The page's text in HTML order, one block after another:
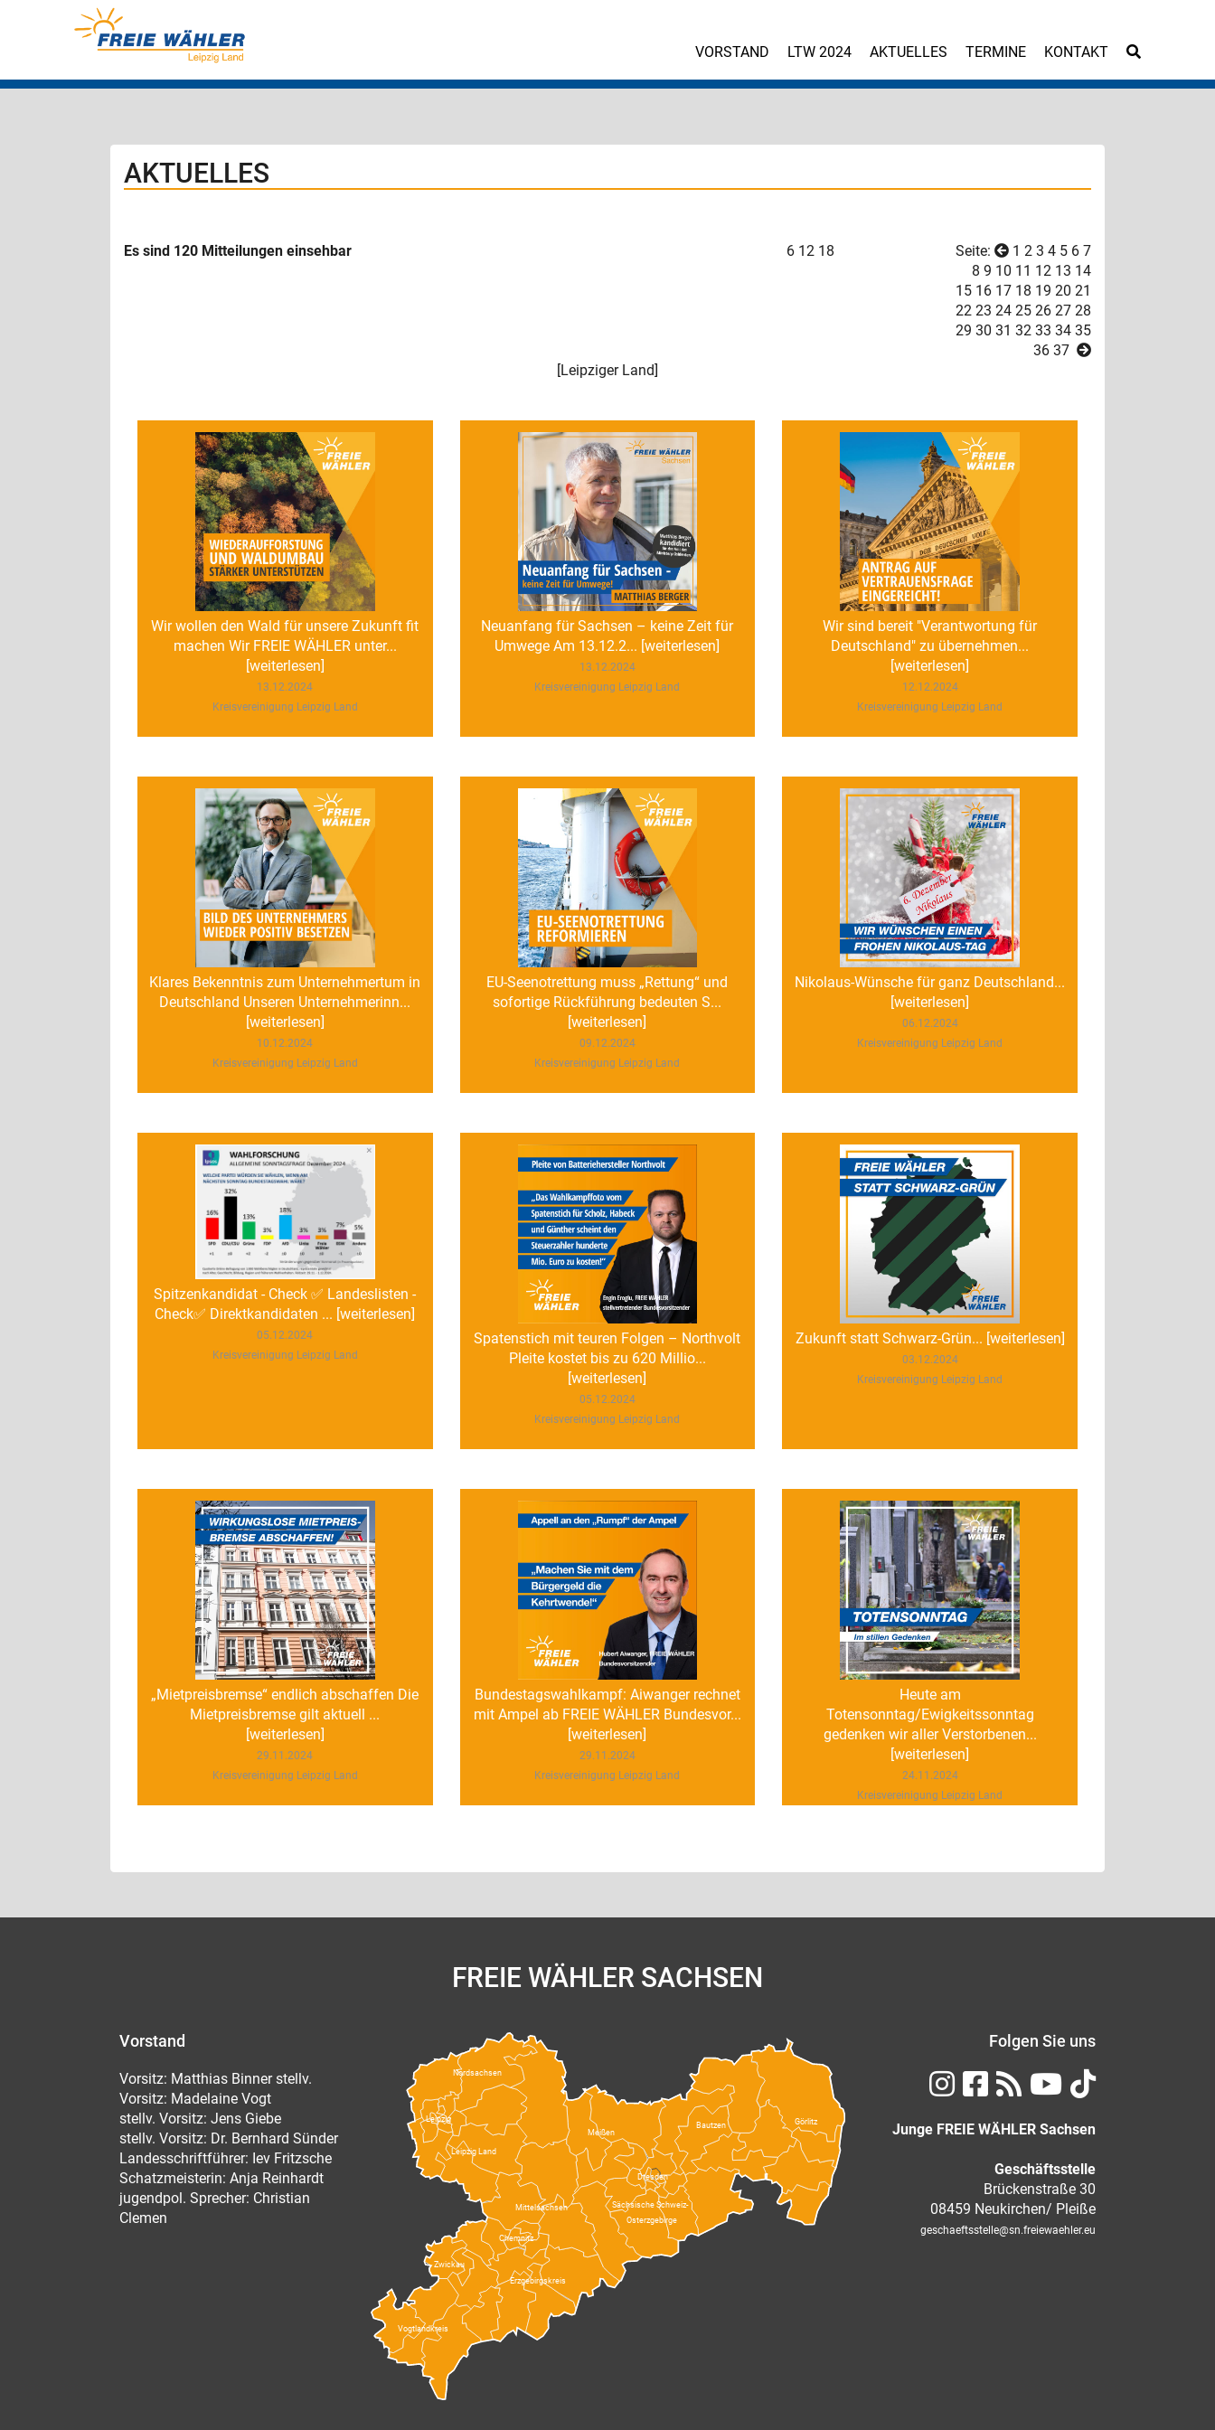
VORSTAND LTW 2024 AKTUELLES TERMINE KONTAKT
AKTUELLES
Es sind 120 Mitteilungen einsehbar 6 12 18 Seite: 1 2 3 45 6 7
8 9 10 11 12 13 14
15 16 17 18 19 20 21
22 23 24 25 26 27 28
29 30 31 32 33 34 35
36 37
[Leipziger Land]
Wir wollen den Wald für unsere Zukunft fit
machen Wir FREIE WÄHLER unter...
[weiterlesen]
13.12.2024
Kreisvereinigung Leipzig Land
Neuanfang für Sachsen – keine Zeit für
Umwege Am 13.12.2... [weiterlesen]
13.12.2024
Kreisvereinigung Leipzig Land
Wir sind bereit "Verantwortung für
Deutschland" zu übernehmen...
[weiterlesen]
12.12.2024
Kreisvereinigung Leipzig Land
Klares Bekenntnis zum Unternehmertum in
Deutschland Unseren Unternehmerinn...
[weiterlesen]
10.12.2024
Kreisvereinigung Leipzig Land
EU-Seenotrettung muss „Rettung“ und
sofortige Rückführung bedeuten S...
[weiterlesen]
09.12.2024
Kreisvereinigung Leipzig Land
Nikolaus-Wünsche für ganz Deutschland...
[weiterlesen]
06.12.2024
Kreisvereinigung Leipzig Land
Spitzenkandidat - Check ✅️ Landeslisten -
Check✅️ Direktkandidaten ... [weiterlesen]
05.12.2024
Kreisvereinigung Leipzig Land
Spatenstich mit teuren Folgen – Northvolt
Pleite kostet bis zu 620 Millio...
[weiterlesen]
05.12.2024
Kreisvereinigung Leipzig Land
Zukunft statt Schwarz-Grün... [weiterlesen]
03.12.2024
Kreisvereinigung Leipzig Land
„Mietpreisbremse“ endlich abschaffen Die
Mietpreisbremse gilt aktuell ...
[weiterlesen]
29.11.2024
Kreisvereinigung Leipzig Land
Bundestagswahlkampf: Aiwanger rechnet
mit Ampel ab FREIE WÄHLER Bundesvor...
[weiterlesen]
29.11.2024
Kreisvereinigung Leipzig Land
Heute am
Totensonntag/Ewigkeitssonntag
gedenken wir aller Verstorbenen...
[weiterlesen]
24.11.2024
Kreisvereinigung Leipzig Land
FREIE WÄHLER SACHSEN
Vorstand
Vorsitz: Matthias Binner stellv.
Vorsitz: Madelaine Vogt
stellv. Vorsitz: Jens Giebe
stellv. Vorsitz: Dr. Bernhard Sünder
Landesschriftführer: Iev Fritzsche
Schatzmeisterin: Anja Reinhardt
jugendpol. Sprecher: Christian
Clemen
Bautzen Görlitz
Leipzig
Leipzig Land
Meißen
Erzgebirgskreis
Mittelsachsen
Nordsachsen
Osterzgebirge
Sächsische Schweiz-
Vogtlandkreis
Zwickau
Dresden
Chemnitz
Folgen Sie uns
Junge FREIE WÄHLER Sachsen
Geschäftsstelle
Brückenstraße 30
08459 Neukirchen/ Pleiße
geschaeftsstelle@sn.freiewaehler.eu